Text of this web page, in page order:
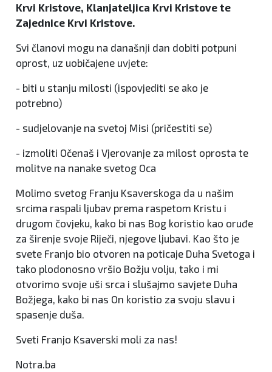
Krvi Kristove, Klanjateljica Krvi Kristove te
Zajednice Krvi Kristove.
Svi članovi mogu na današnji dan dobiti potpuni
oprost, uz uobičajene uvjete:
- biti u stanju milosti (ispovjediti se ako je
potrebno)
- sudjelovanje na svetoj Misi (pričestiti se)
- izmoliti Očenaš i Vjerovanje za milost oprosta te
molitve na nanake svetog Oca
Molimo svetog Franju Ksaverskoga da u našim
srcima raspali ljubav prema raspetom Kristu i
drugom čovjeku, kako bi nas Bog koristio kao oruđe
za širenje svoje Riječi, njegove ljubavi. Kao što je
svete Franjo bio otvoren na poticaje Duha Svetoga i
tako plodonosno vršio Božju volju, tako i mi
otvorimo svoje uši srca i slušajmo savjete Duha
Božjega, kako bi nas On koristio za svoju slavu i
spasenje duša.
Sveti Franjo Ksaverski moli za nas!
Notra.ba